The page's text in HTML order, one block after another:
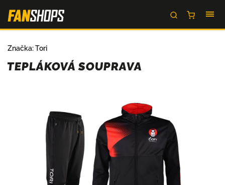
TEPLÁKOVÁ SOUPRAVA
Značka:Tori